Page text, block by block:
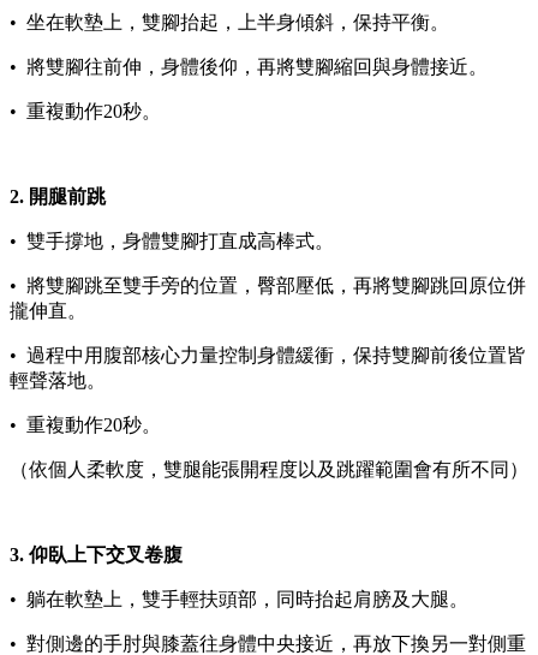
• 坐在軟墊上，雙腳抬起，上半身傾斜，保持平衡。
• 將雙腳往前伸，身體後仰，再將雙腳縮回與身體接近。
• 重複動作20秒。
2. 開腿前跳
• 雙手撐地，身體雙腳打直成高棒式。
• 將雙腳跳至雙手旁的位置，臀部壓低，再將雙腳跳回原位併
攏伸直。
• 過程中用腹部核心力量控制身體緩衝，保持雙腳前後位置皆
輕聲落地。
• 重複動作20秒。
（依個人柔軟度，雙腿能張開程度以及跳躍範圍會有所不同）
3. 仰臥上下交叉卷腹
• 躺在軟墊上，雙手輕扶頭部，同時抬起肩膀及大腿。
• 對側邊的手肘與膝蓋往身體中央接近，再放下換另一對側重